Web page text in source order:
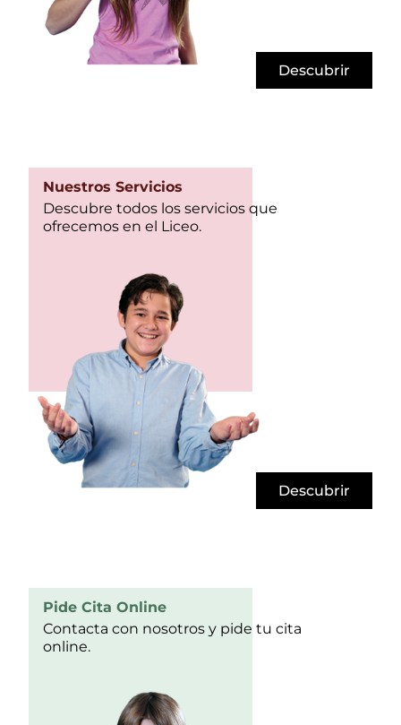
Descubrir
Nuestros Servicios
Descubre todos los servicios que
ofrecemos en el Liceo.
Descubrir
Pide Cita Online
Contacta con nosotros y pide tu cita
online.